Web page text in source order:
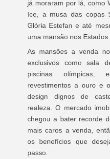
já moraram por lá, como
Ice, a musa das copas
Glória Estefan e até
uma mansão nos Estados
As mansões a venda
exclusivos como sala
piscinas olímpicas,
revestimentos a ouro e
design dignos de
realeza. O mercado
chegou a bater recorde
mais caros a venda,
os benefícios que
passo.